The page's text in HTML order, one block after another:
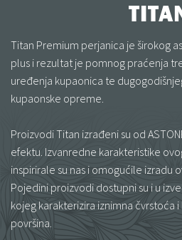
Titan Premium perjanica je širokog
plus i rezultat je pomnog praćenja
uređenja kupaonica te
kupaonske opreme.
Proizvodi Titan izrađeni su od
efektu. Izvanredne karakteristike
inspirirale su nas i omogućile izradu
Pojedini proizvodi dostupni su i u
kojeg karakterizira iznimna čvrstoća
površina.